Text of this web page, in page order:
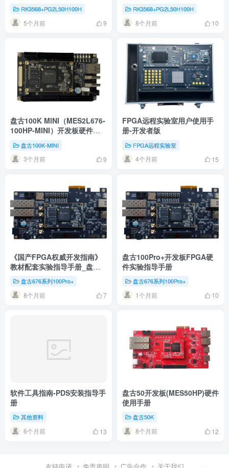
RK3568+PG2L50H100H
5个月前 9
RK3568+PG2L50H100H
8个月前 10
盘古100K MINI（MES2L676-
100HP-MINI）开发板硬件使
用手册
盘古100K-MINI
3个月前 9
FPGA远程实验室用户使用手
册-开发者版
FPGA远程实验室
4个月前 15
《国产FPGA权威开发指南》
教材配套实验指导手册_盘古
676系列100Pro+开发板
盘古676系列100Pro+
8个月前 7
盘古100Pro+开发板FPGA硬
件实验指导手册
盘古676系列100Pro+
1个月前 10
软件工具指南-PDS安装指导手
册
其他资料
6个月前 13
盘古50开发板(MES50HP)硬件
使用手册
盘古50K
8个月前 12
友链申请 免责声明 广告合作 关于我们